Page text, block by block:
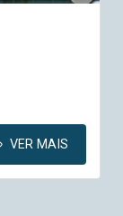
VER MAIS